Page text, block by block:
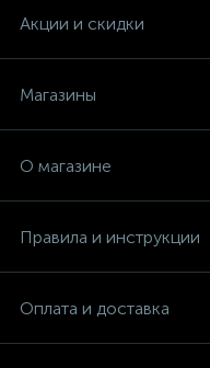
Акции и скидки
Магазины
О магазине
Правила и инструкции
Оплата и доставка